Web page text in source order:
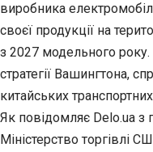
виробника
своєї продукції на
з 2027 модельного
стратегії Вашингтона,
китайських
Як повідомляє Delo.ua з
Міністерство торгівлі